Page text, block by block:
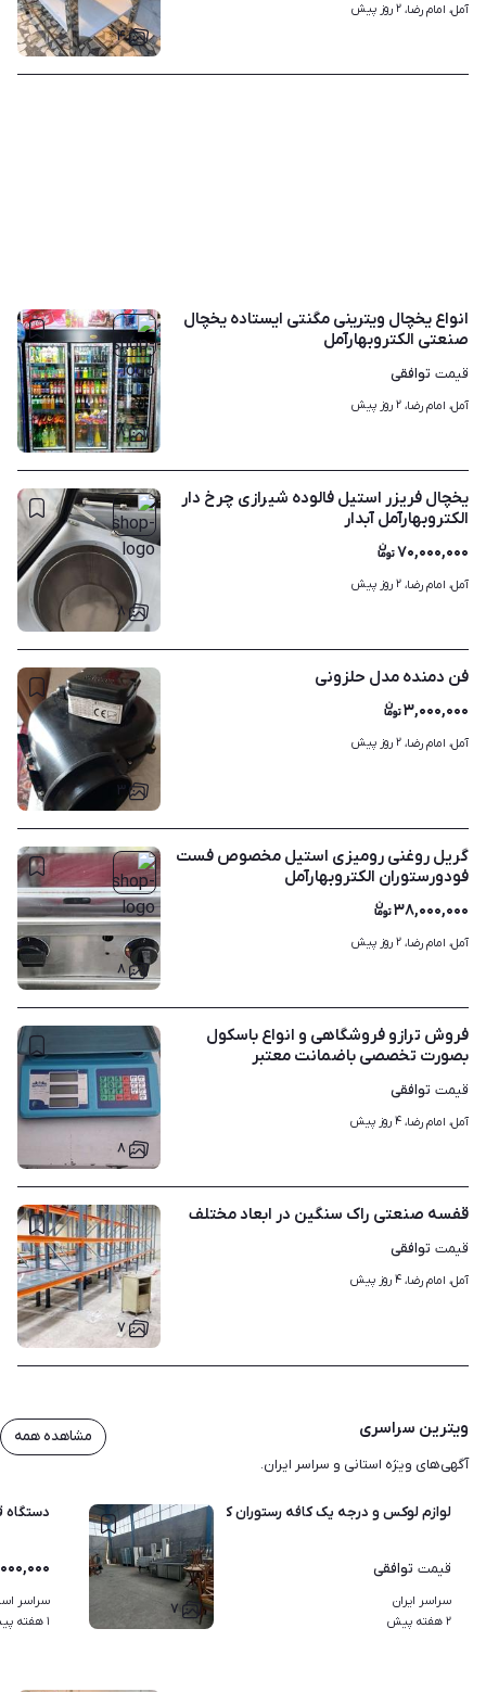
۴
آمل، امام رضا، ۲ روز پیش
۸
انواع یخچال ویترینی مگنتی ایستاده یخچال
صنعتی الکتروبهارآمل
قیمت توافقی
آمل، امام رضا، ۲ روز پیش
۸
یخچال فریزر استیل فالوده شیرازی چرخ دار
الکتروبهارآمل آبدار
۷۰,۰۰۰,۰۰۰
آمل، امام رضا، ۲ روز پیش
۳
فن دمنده مدل حلزونی
۳,۰۰۰,۰۰۰
آمل، امام رضا، ۲ روز پیش
۸
گریل روغنی رومیزی استیل مخصوص فست
فودورستوران الکتروبهارآمل
۳۸,۰۰۰,۰۰۰
آمل، امام رضا، ۲ روز پیش
۸
فروش ترازو فروشگاهی و انواع باسکول
بصورت تخصصی باضمانت معتبر
قیمت توافقی
آمل، امام رضا، ۴ روز پیش
۷
قفسه صنعتی راک سنگین در ابعاد مختلف
قیمت توافقی
آمل، امام رضا، ۴ روز پیش
ویترین سراسری
آگهی‌های ویژه استانی و سراسر ایران.
مشاهده همه
۷
لوازم لوکس و درجه یک کافه رستوران کامل در حد نو
قیمت توافقی
سراسر ایران
۲ هفته پیش
دستگاه
سراسر
۱ هفته پیش